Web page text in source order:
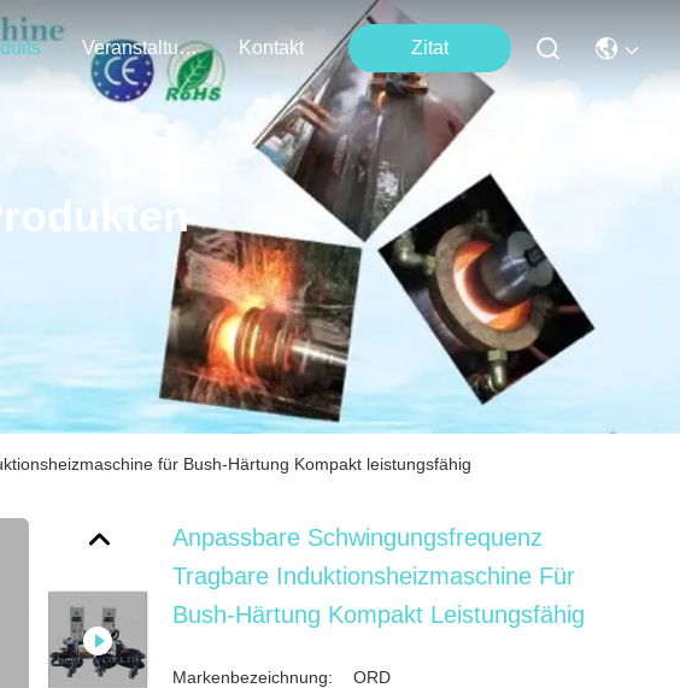
Veranstaltungen Kontakt Zitat
für Bush-Härtung Kompakt leistungsfähig
Anpassbare Schwingungsfrequenz
Tragbare Induktionsheizmaschine Für
Bush-Härtung Kompakt Leistungsfähig
Markenbezeichnung: ORD